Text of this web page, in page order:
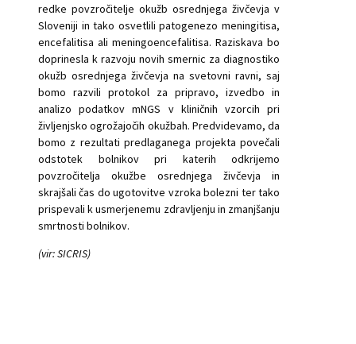
redke povzročitelje okužb osrednjega živčevja v
Sloveniji in tako osvetlili patogenezo meningitisa,
encefalitisa ali meningoencefalitisa. Raziskava bo
doprinesla k razvoju novih smernic za diagnostiko
okužb osrednjega živčevja na svetovni ravni, saj
bomo razvili protokol za pripravo, izvedbo in
analizo podatkov mNGS v kliničnih vzorcih pri
življenjsko ogrožajočih okužbah. Predvidevamo, da
bomo z rezultati predlaganega projekta povečali
odstotek bolnikov pri katerih odkrijemo
povzročitelja okužbe osrednjega živčevja in
skrajšali čas do ugotovitve vzroka bolezni ter tako
prispevali k usmerjenemu zdravljenju in zmanjšanju
smrtnosti bolnikov.
(vir: SICRIS)